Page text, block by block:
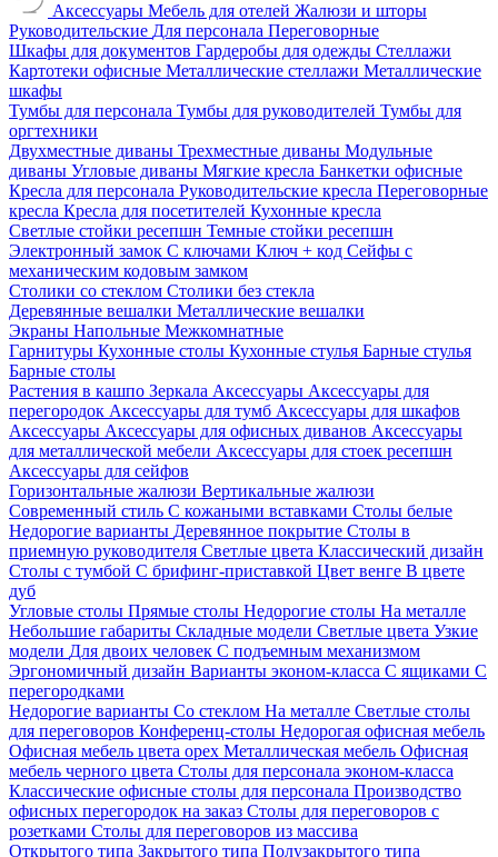
Аксессуары Мебель для отелей Жалюзи и шторы
Руководительские Для персонала Переговорные
Шкафы для документов Гардеробы для одежды Стеллажи
Картотеки офисные Металлические стеллажи Металлические
шкафы
Тумбы для персонала Тумбы для руководителей Тумбы для
оргтехники
Двухместные диваны Трехместные диваны Модульные
диваны Угловые диваны Мягкие кресла Банкетки офисные
Кресла для персонала Руководительские кресла Переговорные
кресла Кресла для посетителей Кухонные кресла
Светлые стойки ресепшн Темные стойки ресепшн
Электронный замок С ключами Ключ + код Сейфы с
механическим кодовым замком
Столики со стеклом Столики без стекла
Деревянные вешалки Металлические вешалки
Экраны Напольные Межкомнатные
Гарнитуры Кухонные столы Кухонные стулья Барные стулья
Барные столы
Растения в кашпо Зеркала Аксессуары Аксессуары для
перегородок Аксессуары для тумб Аксессуары для шкафов
Аксессуары Аксессуары для офисных диванов Аксессуары
для металлической мебели Аксессуары для стоек ресепшн
Аксессуары для сейфов
Горизонтальные жалюзи Вертикальные жалюзи
Современный стиль С кожаными вставками Столы белые
Недорогие варианты Деревянное покрытие Столы в
приемную руководителя Светлые цвета Классический дизайн
Столы с тумбой С брифинг-приставкой Цвет венге В цвете
дуб
Угловые столы Прямые столы Недорогие столы На металле
Небольшие габариты Складные модели Светлые цвета Узкие
модели Для двоих человек С подъемным механизмом
Эргономичный дизайн Варианты эконом-класса С ящиками С
перегородками
Недорогие варианты Со стеклом На металле Светлые столы
для переговоров Конференц-столы Недорогая офисная мебель
Офисная мебель цвета орех Металлическая мебель Офисная
мебель черного цвета Столы для персонала эконом-класса
Классические офисные столы для персонала Производство
офисных перегородок на заказ Столы для переговоров с
розетками Столы для переговоров из массива
Открытого типа Закрытого типа Полузакрытого типа